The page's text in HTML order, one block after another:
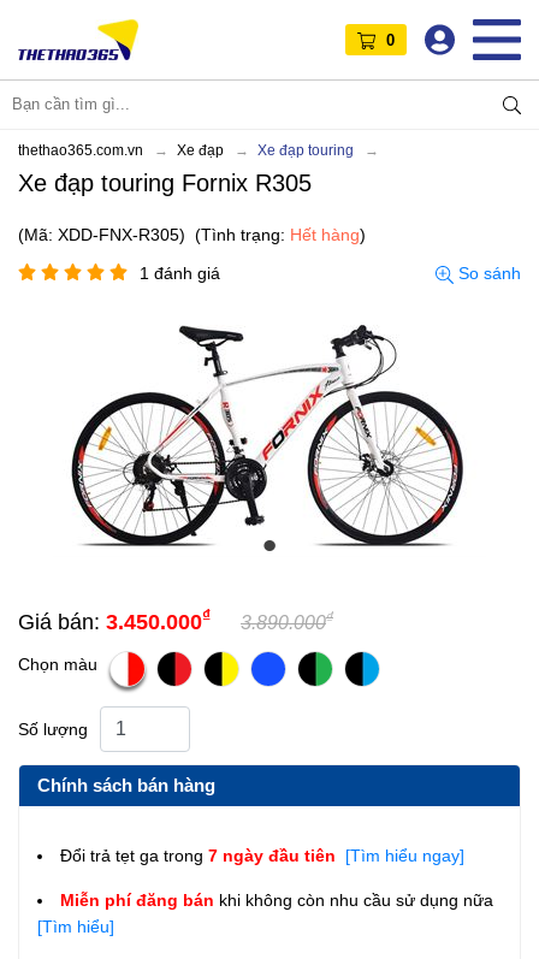
0
thethao365.com.vn Xe đạp Xe đạp touring
Xe đạp touring Fornix R305
(Mã: XDD-FNX-R305) (Tình trạng: Hết hàng)
1 đánh giá
So sánh
Giá bán: 3.450.000₫ 3.890.000₫
Chọn màu
Số lượng
Chính sách bán hàng
Đổi trả tẹt ga trong 7 ngày đầu tiên [Tìm hiểu ngay]
Miễn phí đăng bán khi không còn nhu cầu sử dụng nữa
[Tìm hiểu]